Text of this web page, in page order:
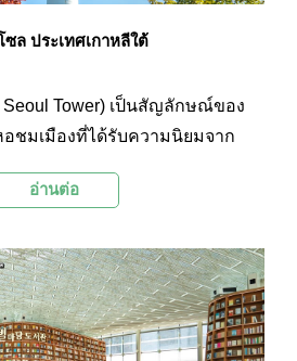
ล ประเทศเกาหลีใต้
Tower) เป็นสัญลักษณ์ของ
อชมเมืองที่ได้รับความนิยมจาก
รยากาศในตอนกลางวันจะมอง
บจากบ้านเมืองและอาคารร้าน
วยงามแตกต่างกันไปตามช่วง
อนกลางคืนด้านนอกหอคอยยัง
อลอีดีที่มีความสวยงามเป็นอย่าง
อ่านต่อ